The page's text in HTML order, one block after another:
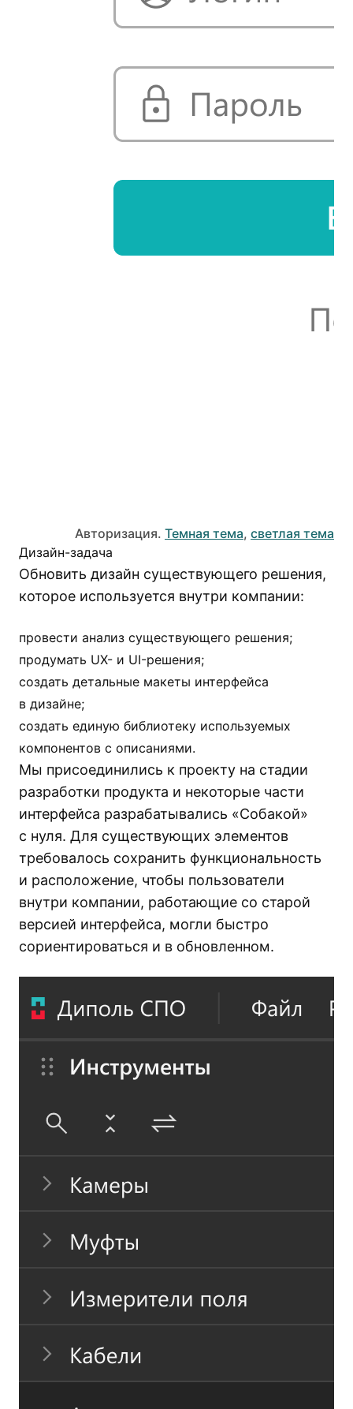
Авторизация. Темная тема, светлая тема
Дизайн-задача
Обновить дизайн существующего решения,
которое используется внутри компании:
провести анализ существующего решения;
продумать UX- и UI-решения;
создать детальные макеты интерфейса
в дизайне;
создать единую библиотеку используемых
компонентов с описаниями.
Мы присоединились к проекту на стадии
разработки продукта и некоторые части
интерфейса разрабатывались «Собакой»
с нуля. Для существующих элементов
требовалось сохранить функциональность
и расположение, чтобы пользователи
внутри компании, работающие со старой
версией интерфейса, могли быстро
сориентироваться и в обновленном.